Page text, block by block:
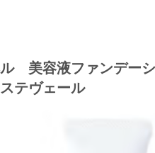
ル 美容液ファンデー
テヴェール